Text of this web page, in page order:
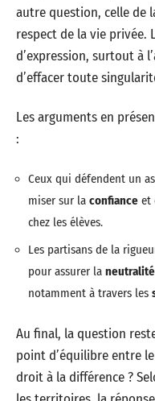
autre question, celle de
respect de la vie privée.
d’expression, surtout à
d’effacer toute
Les arguments en
:
Ceux qui défendent un
miser sur la confiance et
chez les élèves.
Les partisans de la
pour assurer la neutralité
notamment à travers les
Au final, la question
point d’équilibre entre
droit à la différence ?